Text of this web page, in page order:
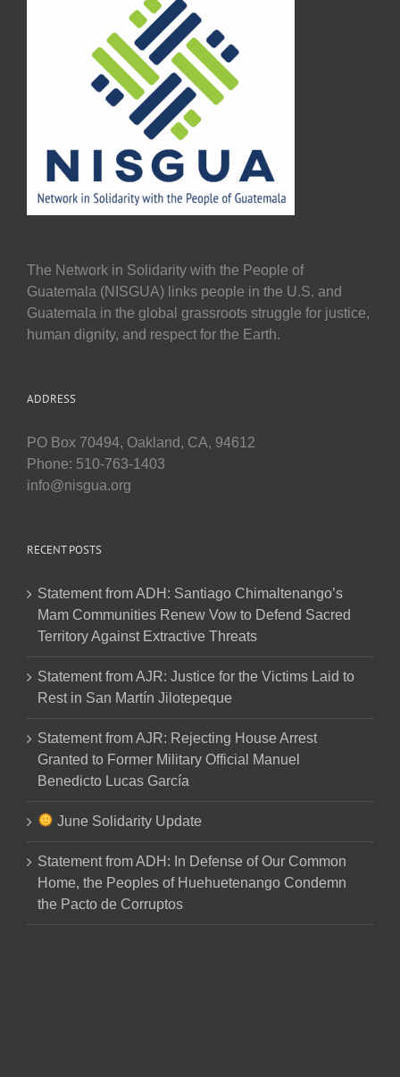
The Network in Solidarity with the People of
Guatemala (NISGUA) links people in the U.S. and
Guatemala in the global grassroots struggle for justice,
human dignity, and respect for the Earth.
ADDRESS
PO Box 70494, Oakland, CA, 94612
Phone: 510-763-1403
info@nisgua.org
RECENT POSTS
Statement from ADH: Santiago Chimaltenango’s
Mam Communities Renew Vow to Defend Sacred
Territory Against Extractive Threats
Statement from AJR: Justice for the Victims Laid to
Rest in San Martín Jilotepeque
Statement from AJR: Rejecting House Arrest
Granted to Former Military Official Manuel
Benedicto Lucas García
June Solidarity Update
Statement from ADH: In Defense of Our Common
Home, the Peoples of Huehuetenango Condemn
the Pacto de Corruptos